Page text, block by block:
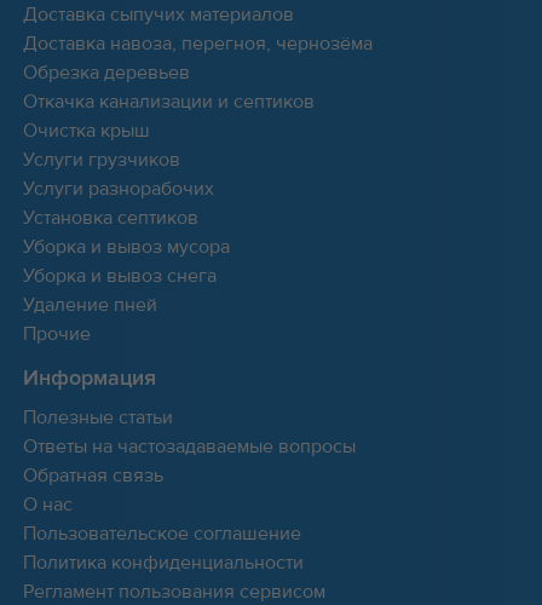
Доставка сыпучих материалов
Доставка навоза, перегноя, чернозёма
Обрезка деревьев
Откачка канализации и септиков
Очистка крыш
Услуги грузчиков
Услуги разнорабочих
Установка септиков
Уборка и вывоз мусора
Уборка и вывоз снега
Удаление пней
Прочие
Информация
Полезные статьи
Ответы на частозадаваемые вопросы
Обратная связь
О нас
Пользовательское соглашение
Политика конфиденциальности
Регламент пользования сервисом